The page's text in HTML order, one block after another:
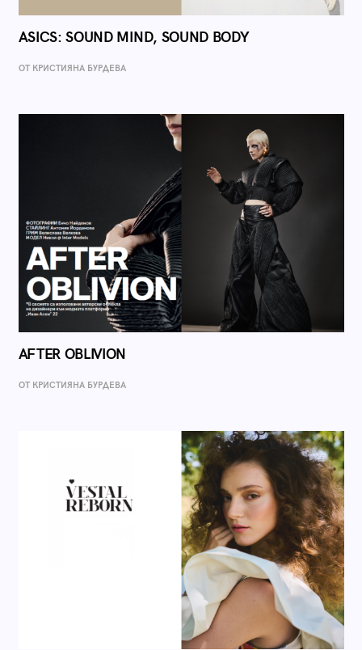
ASICS: SOUND MIND, SOUND BODY
ОТ КРИСТИЯНА БУРДЕВА
AFTER OBLIVION
ОТ КРИСТИЯНА БУРДЕВА